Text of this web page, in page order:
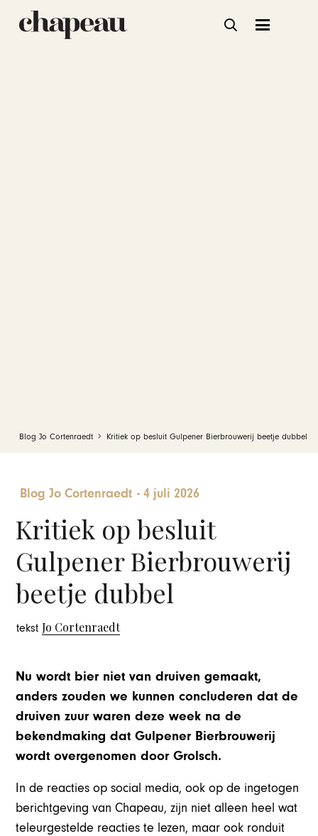
Blog Jo Cortenraedt Kritiek op besluit Gulpener Bierbrouwerij beetje dubbel
Blog Jo Cortenraedt -4 juli 2026
Kritiek op besluit
Gulpener Bierbrouwerij
beetje dubbel
tekstJo Cortenraedt
Nu wordt bier niet van druiven gemaakt,
anders zouden we kunnen concluderen dat de
druiven zuur waren deze week na de
bekendmaking dat Gulpener Bierbrouwerij
wordt overgenomen door Grolsch.
In de reacties op social media, ook op de ingetogen
berichtgeving van Chapeau, zijn niet alleen heel wat
teleurgestelde reacties te lezen, maar ook ronduit